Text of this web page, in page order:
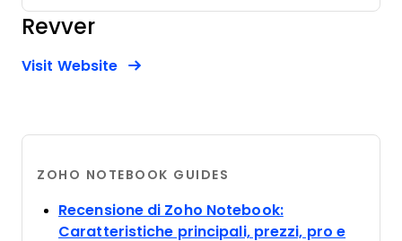
Revver
Visit WebsiteOpens New Window
ZOHO NOTEBOOK GUIDES
Recensione di Zoho Notebook:
Caratteristiche principali, prezzi, pro e